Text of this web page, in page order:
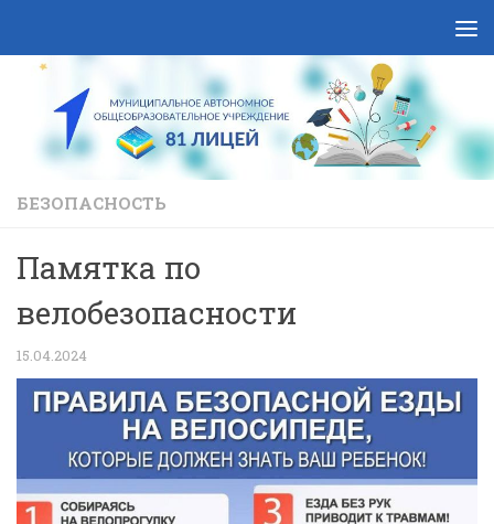
БЕЗОПАСНОСТЬ
Памятка по
велобезопасности
15.04.2024